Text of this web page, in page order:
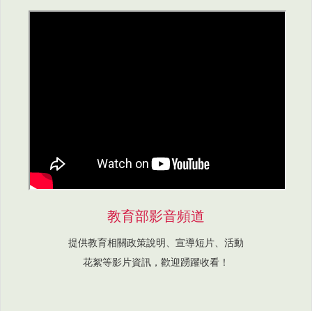
教育部影音頻道
提供教育相關政策說明、宣導短片、活動
花絮等影片資訊，歡迎踴躍收看！